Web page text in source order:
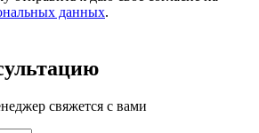
данных.
свяжется с вами